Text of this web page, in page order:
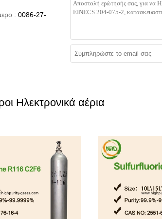
: 0086-27-
Ηλεκτρονικά αέρια